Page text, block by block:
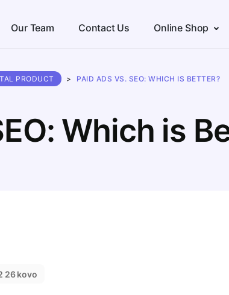
Our Team Contact Us Online Shop
Which is
PRODUCT > PAID ADS VS. SEO: WHICH IS BETTER?
26 kovo